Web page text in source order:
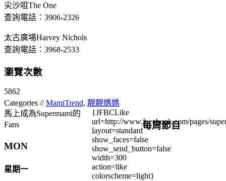
尖沙咀The One
查詢電話：3906-2326
太古廣場Harvey Nichols
查詢電話：3968-2533
瀏覽次數
5862
Categories //MamiTrend, 靚靚媽媽
馬上成為Supermami的
Fans
{JFBCLike
url=http://www.facebook.com/pages/
layout=standard
show_faces=false
show_send_button=false
width=300
action=like
colorscheme=light}
每周節目
MON
星期一